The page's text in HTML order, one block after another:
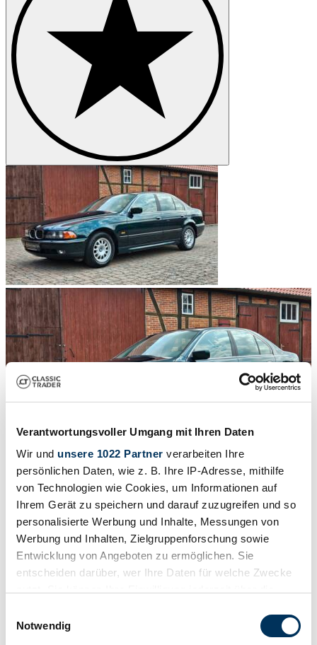
Verantwortungsvoller Umgang mit Ihren Daten
Wir und unsere 1022 Partner verarbeiten Ihre
persönlichen Daten, wie z. B. Ihre IP-Adresse, mithilfe
von Technologien wie Cookies, um Informationen auf
Ihrem Gerät zu speichern und darauf zuzugreifen und so
personalisierte Werbung und Inhalte, Messungen von
Werbung und Inhalten, Zielgruppenforschung sowie
Entwicklung von Angeboten zu ermöglichen. Sie
entscheiden darüber, wer Ihre Daten für welche Zwecke
Trigger Symbol ändern oder widerrufen
Notwendig
/18
1996 | BMW 523i
Oxfordgrün-Metallic, Velour grün, wenig KM
$21,103